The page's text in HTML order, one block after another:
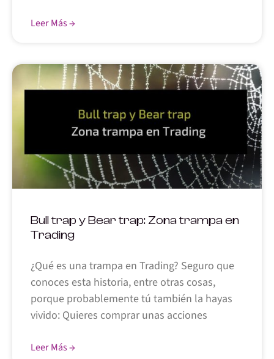
Leer Más →
Bull trap y Bear trap: Zona trampa en
Trading
¿Qué es una trampa en Trading? Seguro que
conoces esta historia, entre otras cosas,
porque probablemente tú también la hayas
vivido: Quieres comprar unas acciones
Leer Más →